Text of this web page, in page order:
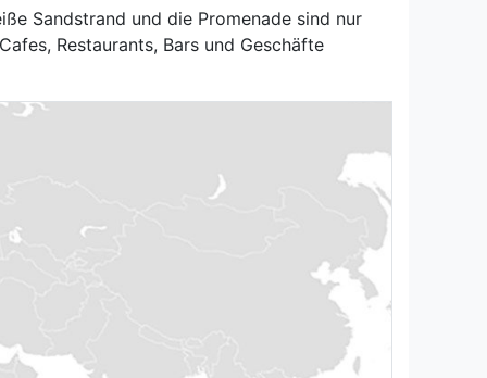
Sandstrand und die Promenade sind nur
Restaurants, Bars und Geschäfte